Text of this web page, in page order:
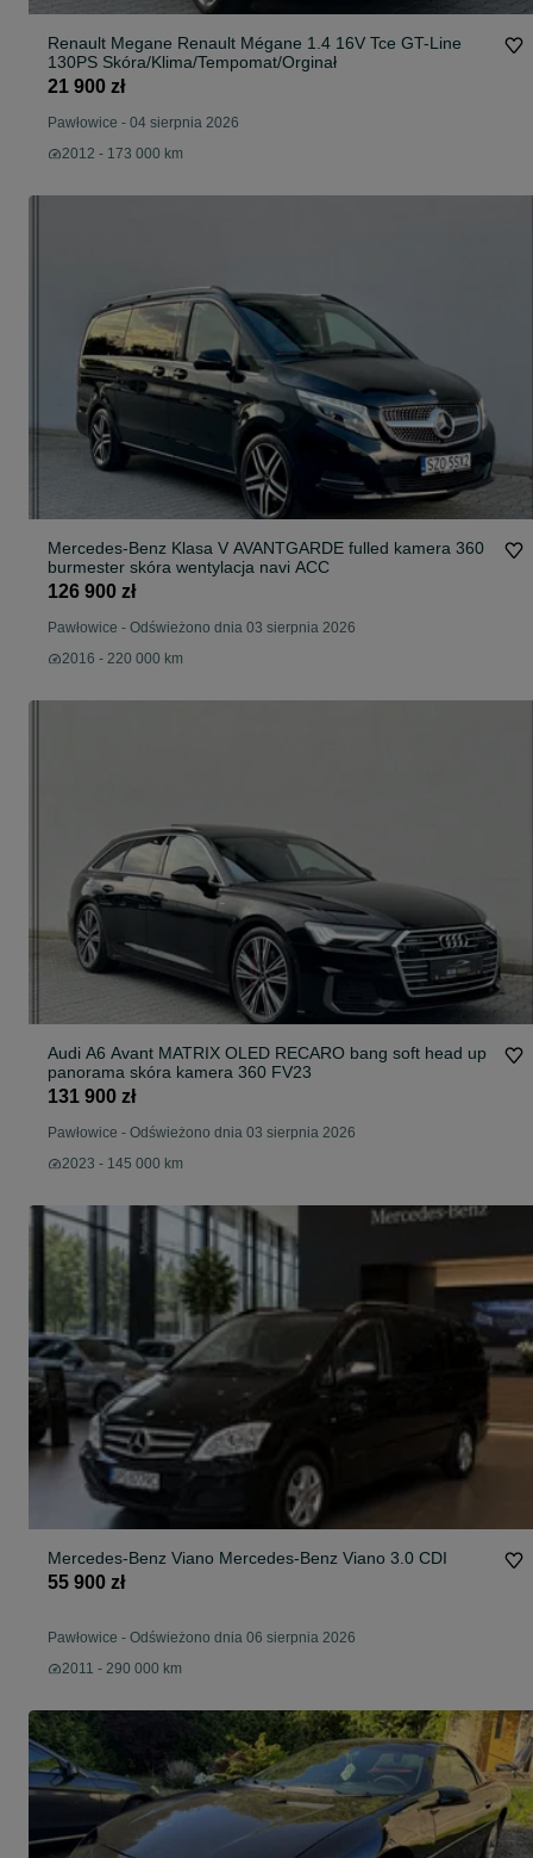
Renault Megane Renault Mégane 1.4 16V Tce GT-Line
130PS Skóra/Klima/Tempomat/Orginał
21 900 zł
Pawłowice - 04 sierpnia 2026
2012 - 173 000 km
Mercedes-Benz Klasa V AVANTGARDE fulled kamera 360
burmester skóra wentylacja navi ACC
126 900 zł
Pawłowice - Odświeżono dnia 03 sierpnia 2026
2016 - 220 000 km
Audi A6 Avant MATRIX OLED RECARO bang soft head up
panorama skóra kamera 360 FV23
131 900 zł
Pawłowice - Odświeżono dnia 03 sierpnia 2026
2023 - 145 000 km
Mercedes-Benz Viano Mercedes-Benz Viano 3.0 CDI
55 900 zł
Pawłowice - Odświeżono dnia 06 sierpnia 2026
2011 - 290 000 km